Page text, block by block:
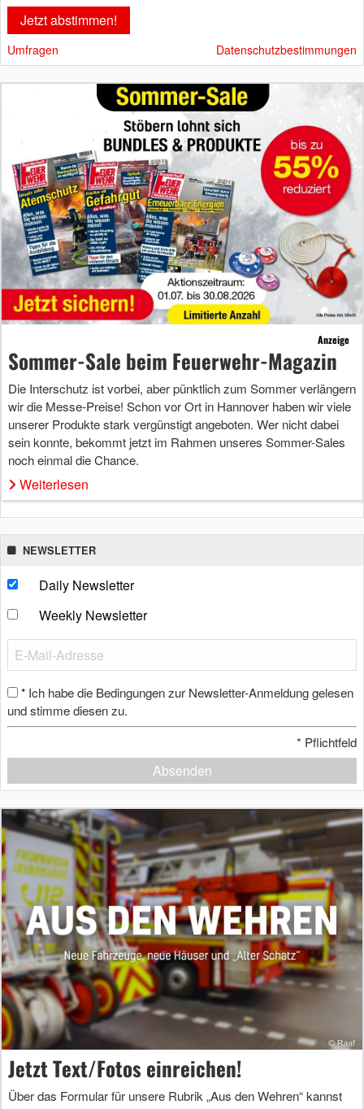
Umfragen Datenschutzbestimmungen
Anzeige
Sommer-Sale beim Feuerwehr-Magazin
Die Interschutz ist vorbei, aber pünktlich zum Sommer verlängern
wir die Messe-Preise! Schon vor Ort in Hannover haben wir viele
unserer Produkte stark vergünstigt angeboten. Wer nicht dabei
sein konnte, bekommt jetzt im Rahmen unseres Sommer-Sales
noch einmal die Chance.
Weiterlesen
NEWSLETTER
Daily Newsletter
Weekly Newsletter
* Ich habe die Bedingungen zur Newsletter-Anmeldung gelesen
und stimme diesen zu.
* Pflichtfeld
Absenden
Jetzt Text/Fotos einreichen!
Über das Formular für unsere Rubrik „Aus den Wehren“ kannst